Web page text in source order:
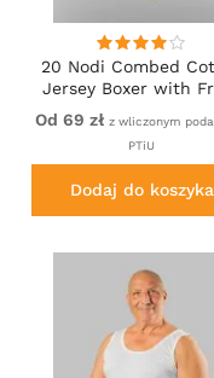
20 Nodi Combed
Jersey Boxer with
Button Fly White
Od 69 zł z wliczonym
PTiU
Dodaj do koszyka